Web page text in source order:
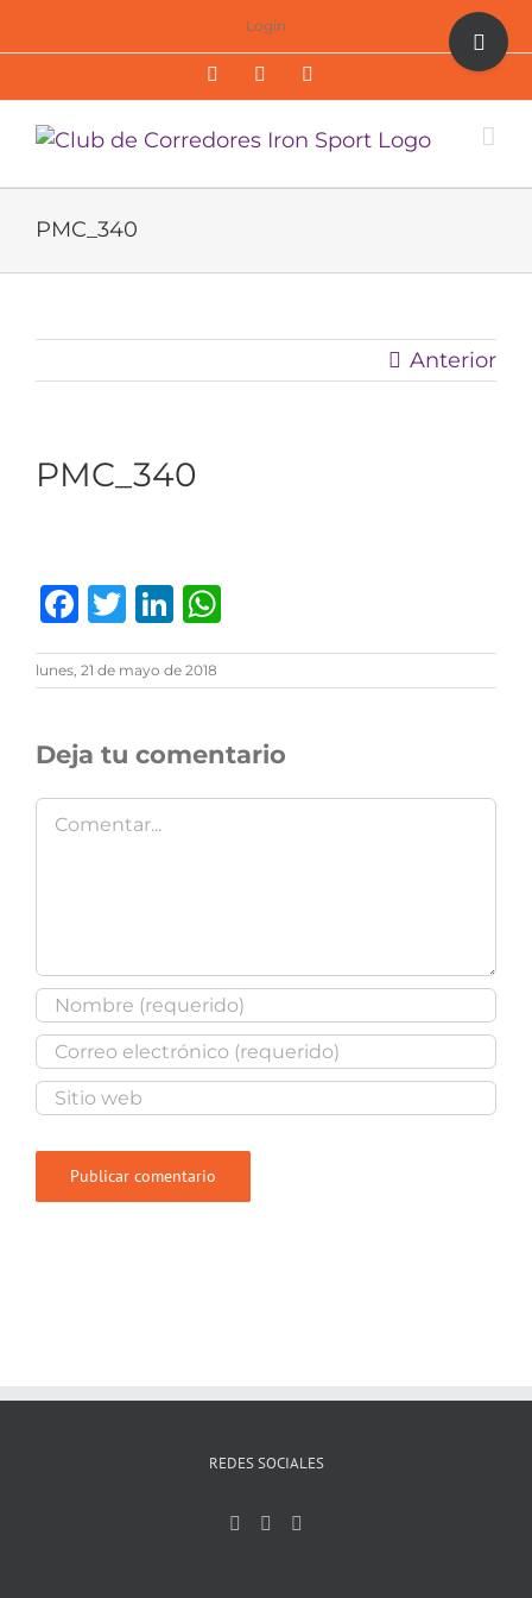
al
Login
FacebookTwitter
PMC_340
Anterior
PMC_340
Facebook
TwitterLinkedIn
lunes, 21 de mayo de 2018
Deja tu comentario
Comentar
REDES SOCIALES
Toggle
Sliding
Area